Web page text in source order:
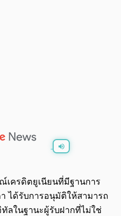
เครดิตยูเนียนที่มีฐานการ
ได้รับการอนุมัติให้สามารถ
ลในฐานะผู้รับฝากที่ไม่ใช่